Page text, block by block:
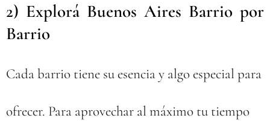
2) Explorá Buenos Aires Barrio por
Barrio
Cada barrio tiene su esencia y algo especial para
ofrecer. Para aprovechar al máximo tu tiempo